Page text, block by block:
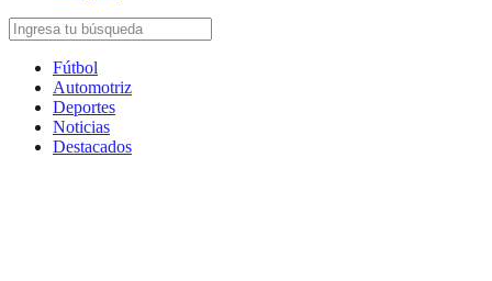
Fútbol
Automotriz
Deportes
Noticias
Destacados